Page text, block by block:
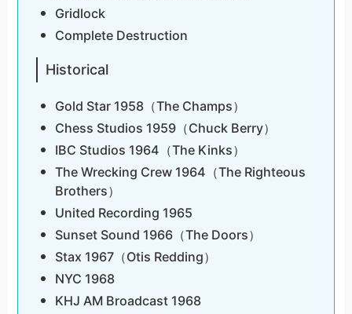
Gridlock
Complete Destruction
Historical
Gold Star 1958（The Champs）
Chess Studios 1959（Chuck Berry）
IBC Studios 1964（The Kinks）
The Wrecking Crew 1964（The Righteous
Brothers）
United Recording 1965
Sunset Sound 1966（The Doors）
Stax 1967（Otis Redding）
NYC 1968
KHJ AM Broadcast 1968